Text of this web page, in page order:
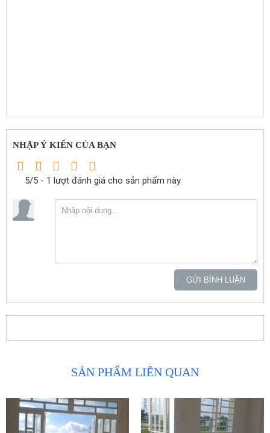
NHẬP Ý KIẾN CỦA BẠN
5/5 - 1 lượt đánh giá cho sản phẩm này
GỬI BÌNH LUẬN
SẢN PHẨM LIÊN QUAN